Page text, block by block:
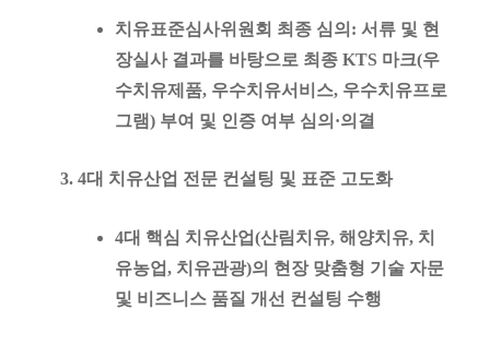
치유표준심사위원회 최종 심의 : 서류 및 현
장실사 결과를 바탕으로 최종 KTS 마크(우
수치유제품, 우수치유서비스, 우수치유프로
그램) 부여 및 인증 여부 심의·의결
4대 치유산업 전문 컨설팅 및 표준 고도화
4대 핵심 치유산업(산림치유, 해양치유, 치
유농업, 치유관광)의 현장 맞춤형 기술 자문
및 비즈니스 품질 개선 컨설팅 수행